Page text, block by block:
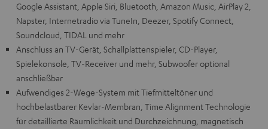
Google Assistant, Apple Siri, Bluetooth, Amazon Music, AirPlay 2,
Napster, Internetradio via TuneIn, Deezer, Spotify Connect,
Soundcloud, TIDAL und mehr
Anschluss an TV-Gerät, Schallplattenspieler, CD-Player,
Spielekonsole, TV-Receiver und mehr, Subwoofer optional
anschließbar
Aufwendiges 2-Wege-System mit Tiefmitteltöner und
hochbelastbarer Kevlar-Membran, Time Alignment Technologie
für detaillierte Räumlichkeit und Durchzeichnung, magnetisch